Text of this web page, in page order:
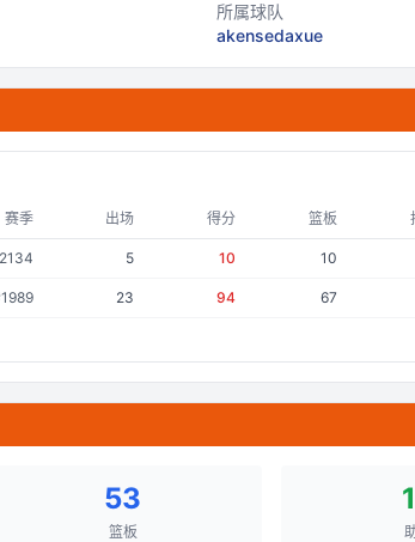
所属球队
akensedaxue
赛季 出场 得分 篮板
2134 5 10 10
1989 23 94 67
53
篮板